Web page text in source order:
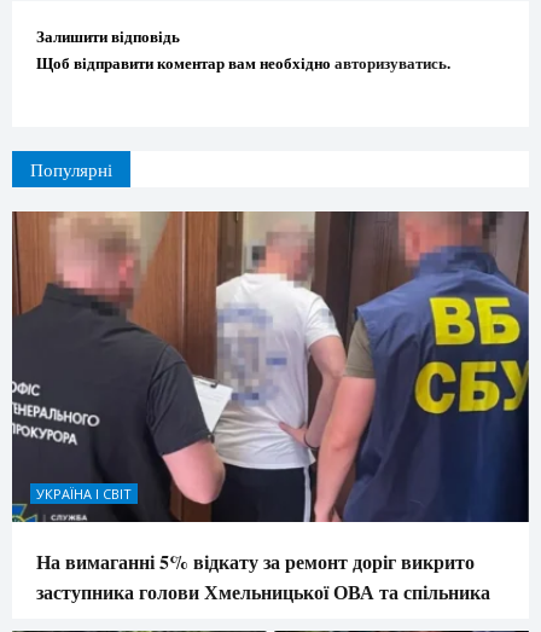
Залишити відповідь
Щоб відправити коментар вам необхідно авторизуватись.
Популярні
УКРАЇНА І СВІТ
На вимаганні 5% відкату за ремонт доріг викрито
заступника голови Хмельницької ОВА та спільника